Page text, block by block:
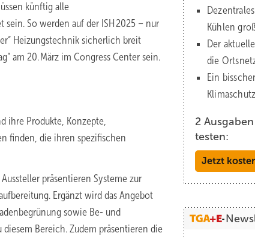
künftig alle
So werden auf der ISH 2025 – nur
Heizungstechnik sicherlich breit
am 20. März im Congress Center sein.
ihre Produkte, Konzepte,
finden, die ihren spezifischen
präsentieren Systeme zur
Ergänzt wird das Angebot
sowie Be- und
Bereich. Zudem präsentieren die
Kühlen
Der
die
Ein
2
testen:
Jetzt